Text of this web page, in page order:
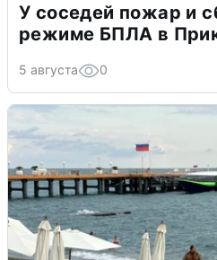
У соседей пожар и
режиме БПЛА в
5 августа 0